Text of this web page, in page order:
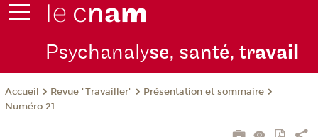
Psychanalyse, santé, travail
Accueil Revue "Travailler"
Présentation et sommaire
Numéro 21